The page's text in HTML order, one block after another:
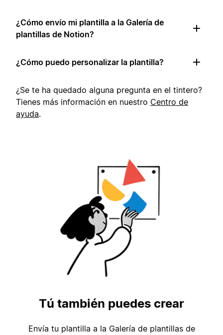
¿Cómo envío mi plantilla a la Galería de
plantillas de Notion?
¿Cómo puedo personalizar la plantilla?
¿Se te ha quedado alguna pregunta en el tintero?
Tienes más información en nuestro Centro de
ayuda.
Tú también puedes crear
Envía tu plantilla a la Galería de plantillas de